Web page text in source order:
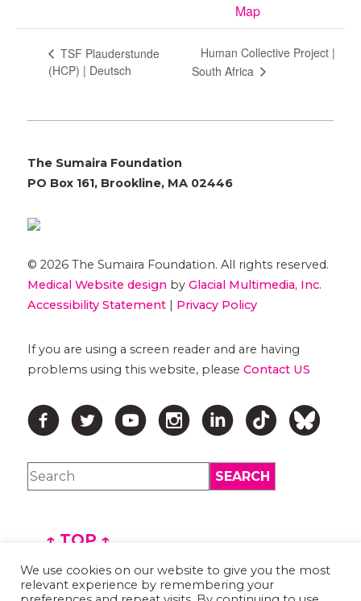
Map
TSF Plauderstunde
(HCP) | Deutsch
Human Collective Project |
South Africa
The Sumaira Foundation
PO Box 161, Brookline, MA 02446
© 2026 The Sumaira Foundation. All rights reserved.
Medical Website designby Glacial Multimedia, Inc.
Accessibility Statement| Privacy Policy
If you are using a screen reader and are having
problems using this website, please Contact US
↑ TOP ↑
We use cookies on our website to give you the most
relevant experience by remembering your